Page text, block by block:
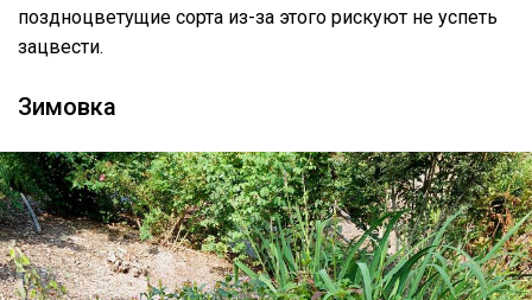
поздноцветущие сорта из-за этого рискуют не успеть
зацвести.
Зимовка